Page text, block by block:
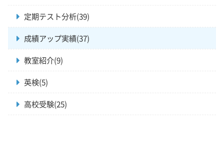
定期テスト分析(39)
成績アップ実績(37)
教室紹介(9)
英検(5)
高校受験(25)